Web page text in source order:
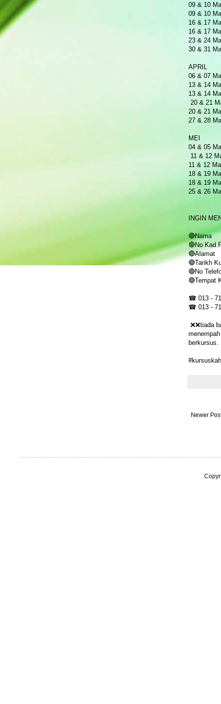
09 & 10
09 & 10
16 & 17
16 & 17
23 & 24
30 & 31
APRIL
06 & 07
13 & 14
13 & 14
20 & 21
20 & 21
27 & 28
MEI
04 & 05
11 & 12
11 & 12
18 & 19
18 & 19
25 & 26
INGIN
🔴Nama
🔴No Kad
🔴Alamat
🔴Tarikh
🔴No
🔴Tempat
☎ 013 -
☎ 013 -
❌❌tiada
berkursus.
Newer